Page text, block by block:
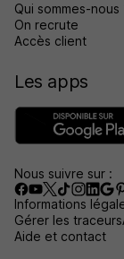
Qui sommes-nous
On recrute
Accès client
Les apps
Nous suivre sur :
Informations
Gérer les traceurs
Aide et contact